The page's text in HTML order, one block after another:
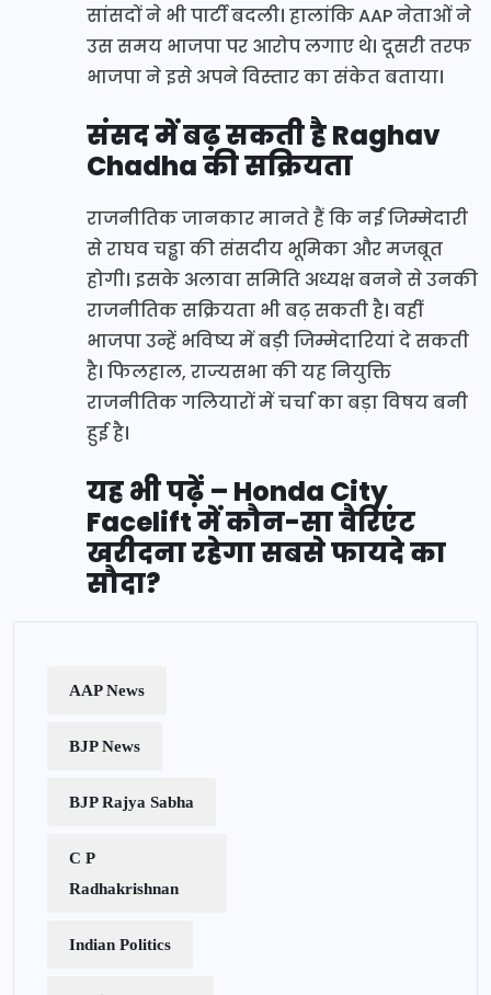
सांसदों ने भी पार्टी बदली। हालांकि AAP नेताओं ने
उस समय भाजपा पर आरोप लगाए थे। दूसरी तरफ
भाजपा ने इसे अपने विस्तार का संकेत बताया।
संसद में बढ़ सकती है Raghav
Chadha की सक्रियता
राजनीतिक जानकार मानते हैं कि नई जिम्मेदारी
से राघव चड्ढा की संसदीय भूमिका और मजबूत
होगी। इसके अलावा समिति अध्यक्ष बनने से उनकी
राजनीतिक सक्रियता भी बढ़ सकती है। वहीं
भाजपा उन्हें भविष्य में बड़ी जिम्मेदारियां दे सकती
है। फिलहाल, राज्यसभा की यह नियुक्ति
राजनीतिक गलियारों में चर्चा का बड़ा विषय बनी
हुई है।
यह भी पढ़ें – Honda City
Facelift में कौन-सा वैरिएंट
खरीदना रहेगा सबसे फायदे का
सौदा?
AAP News
BJP News
BJP Rajya Sabha
C P
Radhakrishnan
Indian Politics